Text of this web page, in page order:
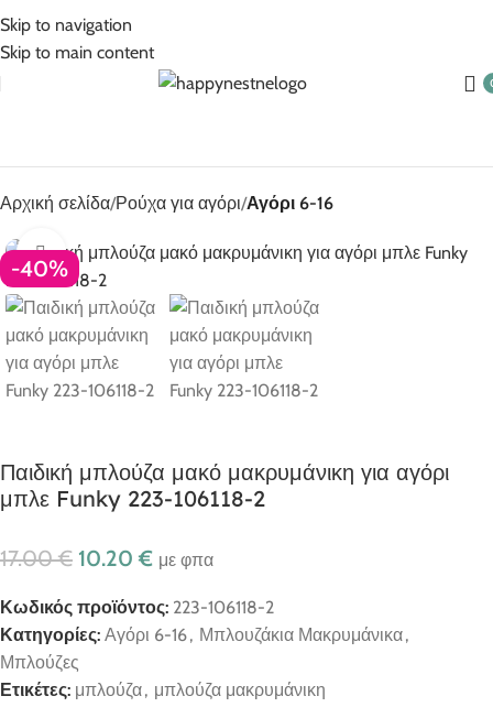
Skip to navigation
Skip to main content
Αρχική σελίδα Ρούχα για αγόρι Αγόρι 6-16
-40%
Click to enlarge
Παιδική μπλούζα μακό μακρυμάνικη για αγόρι
μπλε Funky 223-106118-2
17.00€ 10.20€ με φπα
Κωδικός προϊόντος: 223-106118-2
Κατηγορίες: Αγόρι 6-16, Μπλουζάκια Μακρυμάνικα,
Μπλούζες
Ετικέτες: μπλούζα, μπλούζα μακρυμάνικη
5% Επιπλέον έκπτωση για πληρωμές με κάρτα!